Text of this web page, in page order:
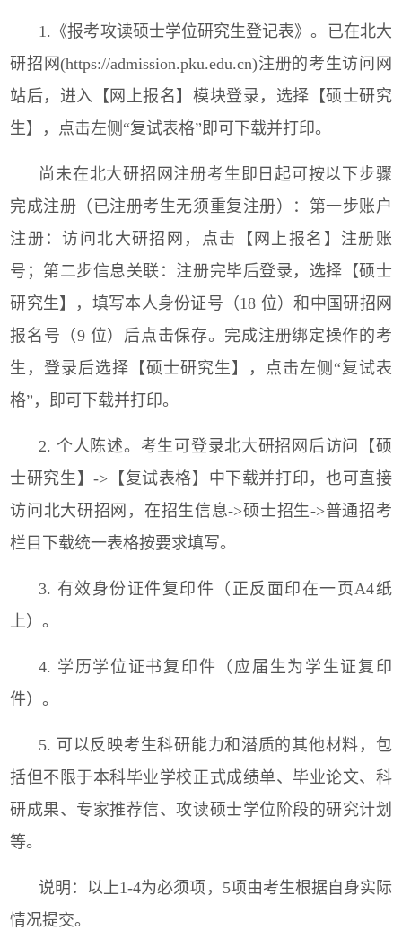
1. 《报考攻读硕士学位研究生登记表》。已在北大
研招网(https://admission.pku.edu.cn)注册的考生访问网
站后，进入【网上报名】模块登录，选择【硕士研究
生】，点击左侧“复试表格”即可下载并打印。
尚未在北大研招网注册考生即日起可按以下步骤
完成注册（已注册考生无须重复注册）：第一步账户
注册：访问北大研招网，点击【网上报名】注册账
号；第二步信息关联：注册完毕后登录，选择【硕士
研究生】，填写本人身份证号（18 位）和中国研招网
报名号（9 位）后点击保存。完成注册绑定操作的考
生，登录后选择【硕士研究生】，点击左侧“复试表
格”，即可下载并打印。
2. 个人陈述。考生可登录北大研招网后访问【硕
士研究生】-> 【复试表格】中下载并打印，也可直接
访问北大研招网，在招生信息->硕士招生->普通招考
栏目下载统一表格按要求填写。
3. 有效身份证件复印件（正反面印在一页A4纸
上）。
4. 学历学位证书复印件（应届生为学生证复印
件）。
5. 可以反映考生科研能力和潜质的其他材料，包
括但不限于本科毕业学校正式成绩单、毕业论文、科
研成果、专家推荐信、攻读硕士学位阶段的研究计划
等。
说明：以上1-4为必须项， 5项由考生根据自身实际
情况提交。